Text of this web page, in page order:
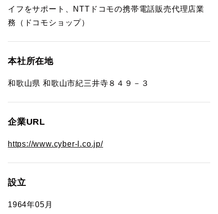
イフをサポート、NTTドコモの携帯電話販売代理店業
務（ドコモショップ）
本社所在地
和歌山県 和歌山市紀三井寺８４９－３
企業URL
https://www.cyber-l.co.jp/
設立
1964年05月